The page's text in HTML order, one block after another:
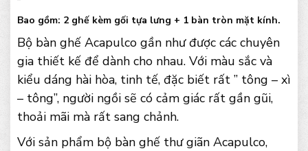
Bao gồm: 2 ghế kèm gối tựa lưng + 1 bàn tròn mặt kính.
Bộ bàn ghế Acapulco gần như được các chuyên
gia thiết kế để dành cho nhau. Với màu sắc và
kiểu dáng hài hòa, tinh tế, đặc biết rất ” tông – xì
– tông”, người ngồi sẽ có cảm giác rất gần gũi,
thoải mãi mà rất sang chảnh.
Với sản phẩm bộ bàn ghế thư giãn Acapulco,